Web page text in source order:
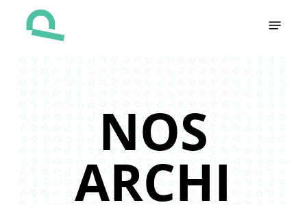
NOS
ARCHI